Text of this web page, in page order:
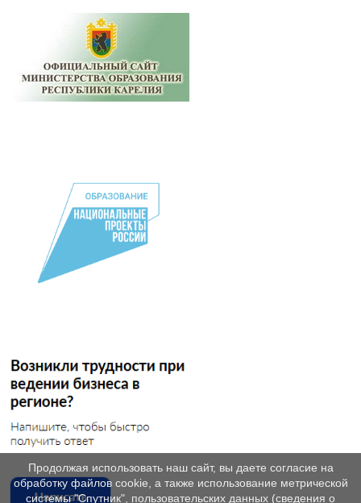
Продолжая использовать наш сайт, вы даете согласие на
обработку файлов cookie, а также использование метрической
системы "Спутник", пользовательских данных (сведения о